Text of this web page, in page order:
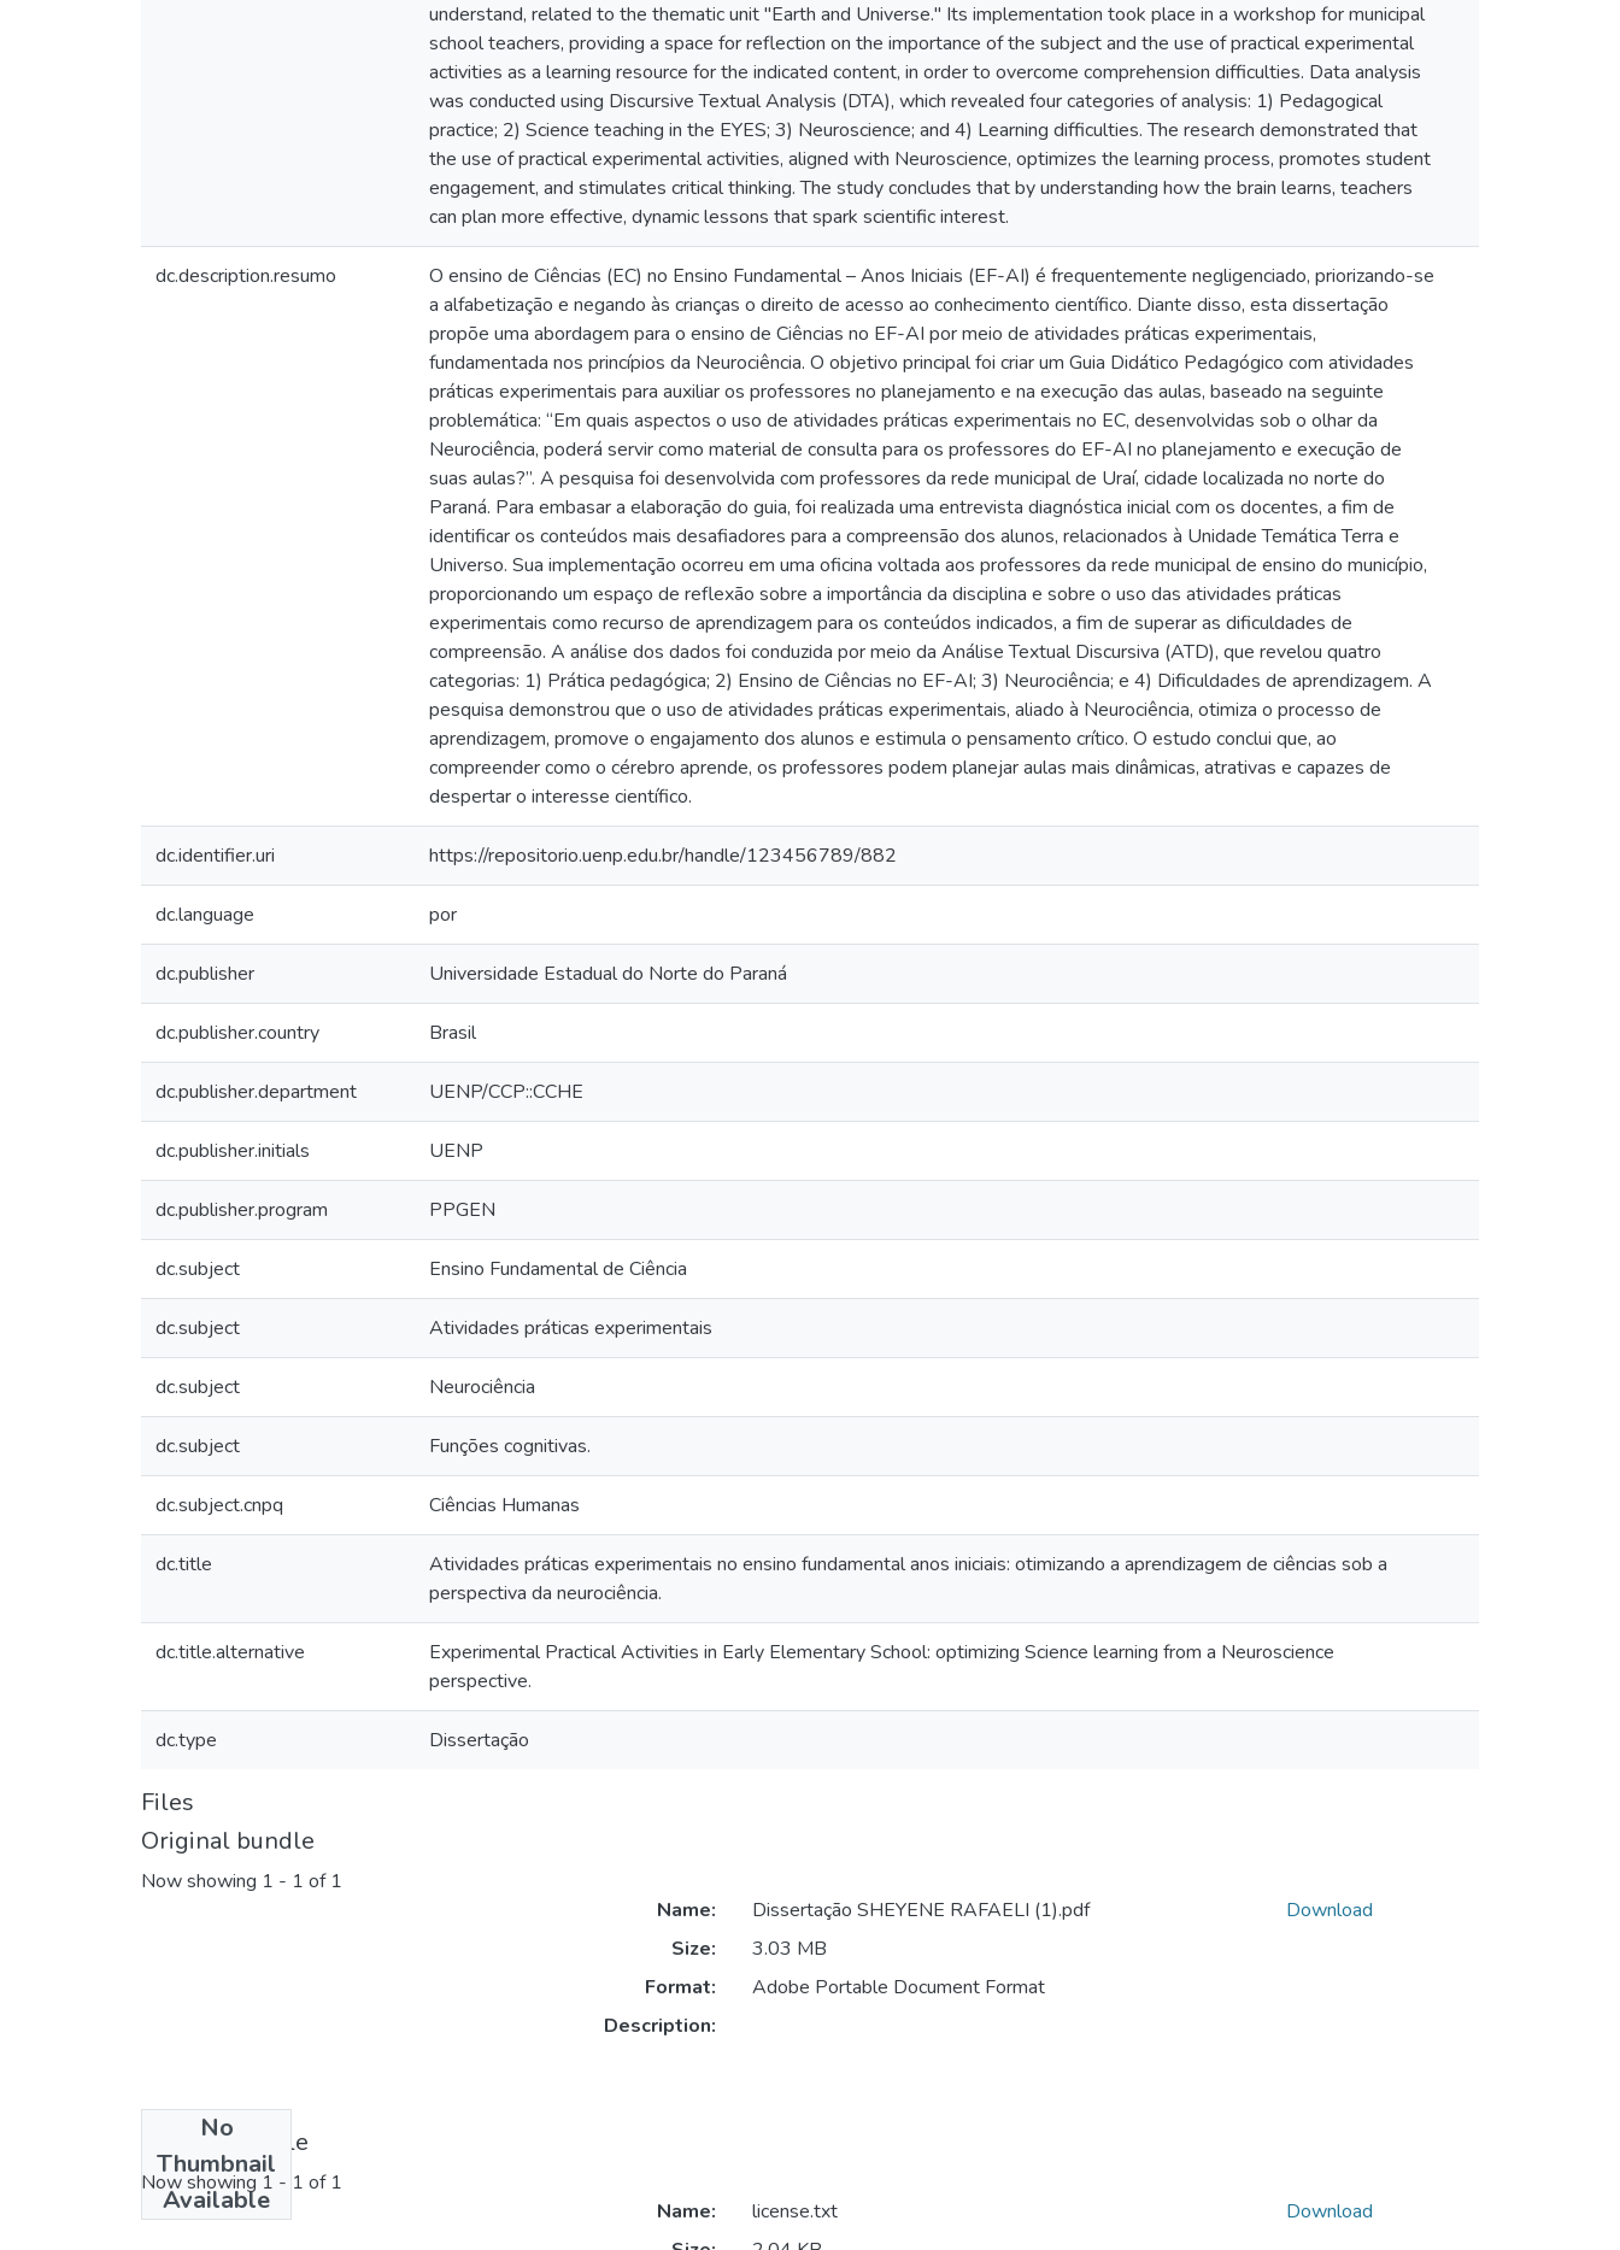
understand, related to the thematic unit "Earth and Universe." Its implementation took place in a workshop for municipal
school teachers, providing a space for reflection on the importance of the subject and the use of practical experimental
activities as a learning resource for the indicated content, in order to overcome comprehension difficulties. Data analysis
was conducted using Discursive Textual Analysis (DTA), which revealed four categories of analysis: 1) Pedagogical
practice; 2) Science teaching in the EYES; 3) Neuroscience; and 4) Learning difficulties. The research demonstrated that
the use of practical experimental activities, aligned with Neuroscience, optimizes the learning process, promotes student
engagement, and stimulates critical thinking. The study concludes that by understanding how the brain learns, teachers
can plan more effective, dynamic lessons that spark scientific interest.
dc.description.resumo
O ensino de Ciências (EC) no Ensino Fundamental – Anos Iniciais (EF-AI) é frequentemente negligenciado, priorizando-se
a alfabetização e negando às crianças o direito de acesso ao conhecimento científico. Diante disso, esta dissertação
propõe uma abordagem para o ensino de Ciências no EF-AI por meio de atividades práticas experimentais,
fundamentada nos princípios da Neurociência. O objetivo principal foi criar um Guia Didático Pedagógico com atividades
práticas experimentais para auxiliar os professores no planejamento e na execução das aulas, baseado na seguinte
problemática: “Em quais aspectos o uso de atividades práticas experimentais no EC, desenvolvidas sob o olhar da
Neurociência, poderá servir como material de consulta para os professores do EF-AI no planejamento e execução de
suas aulas?”. A pesquisa foi desenvolvida com professores da rede municipal de Uraí, cidade localizada no norte do
Paraná. Para embasar a elaboração do guia, foi realizada uma entrevista diagnóstica inicial com os docentes, a fim de
identificar os conteúdos mais desafiadores para a compreensão dos alunos, relacionados à Unidade Temática Terra e
Universo. Sua implementação ocorreu em uma oficina voltada aos professores da rede municipal de ensino do município,
proporcionando um espaço de reflexão sobre a importância da disciplina e sobre o uso das atividades práticas
experimentais como recurso de aprendizagem para os conteúdos indicados, a fim de superar as dificuldades de
compreensão. A análise dos dados foi conduzida por meio da Análise Textual Discursiva (ATD), que revelou quatro
categorias: 1) Prática pedagógica; 2) Ensino de Ciências no EF-AI; 3) Neurociência; e 4) Dificuldades de aprendizagem. A
pesquisa demonstrou que o uso de atividades práticas experimentais, aliado à Neurociência, otimiza o processo de
aprendizagem, promove o engajamento dos alunos e estimula o pensamento crítico. O estudo conclui que, ao
compreender como o cérebro aprende, os professores podem planejar aulas mais dinâmicas, atrativas e capazes de
despertar o interesse científico.
dc.identifier.uri https://repositorio.uenp.edu.br/handle/123456789/882
dc.language por
dc.publisher Universidade Estadual do Norte do Paraná
dc.publisher.country Brasil
dc.publisher.department UENP/CCP::CCHE
dc.publisher.initials UENP
dc.publisher.program PPGEN
dc.subject Ensino Fundamental de Ciência
dc.subject Atividades práticas experimentais
dc.subject Neurociência
dc.subject Funções cognitivas.
dc.subject.cnpq Ciências Humanas
dc.title
Atividades práticas experimentais no ensino fundamental anos iniciais: otimizando a aprendizagem de ciências sob a
perspectiva da neurociência.
dc.title.alternative
Experimental Practical Activities in Early Elementary School: optimizing Science learning from a Neuroscience
perspective.
dc.type Dissertação
Files
Original bundle
Now showing 1 - 1 of 1
No
Thumbnail
Available
Name:
Dissertação SHEYENE RAFAELI (1).pdf
Size:
3.03 MB
Format:
Adobe Portable Document Format
Description:
Download
License bundle
Now showing 1 - 1 of 1
Name:
license.txt
Download